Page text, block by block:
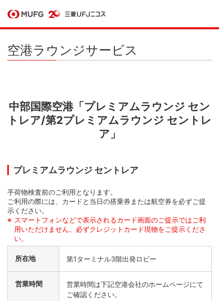
空港ラウンジサービス
中部国際空港「プレミアムラウンジ セン
トレア/第2プレミアムラウンジ セントレ
ア」
プレミアムラウンジ セントレア
手荷物検査前のご利用となります。
ご利用の際には、カードと当日の搭乗券または航空券を必ずご提
示ください。
スマートフォンなどで表示されるカード画面のご提示ではご利
用いただけません。必ずクレジットカード現物をご提示くださ
い。
所在地 第1ターミナル3階出発ロビー
営業時間
営業時間は下記空港会社のホームページにて
ご確認ください。